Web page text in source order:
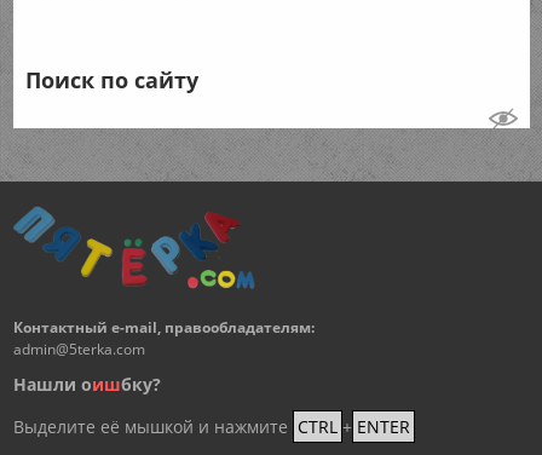
Поиск по сайту
Контактный e-mail, правообладателям:
admin@5terka.com
Нашли оишбку?
Выделите её мышкой и нажмите CTRL + ENTER